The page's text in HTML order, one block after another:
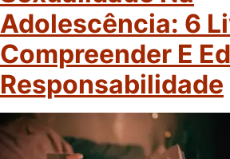
Adolescência: 6
Compreender E
Responsabilidade